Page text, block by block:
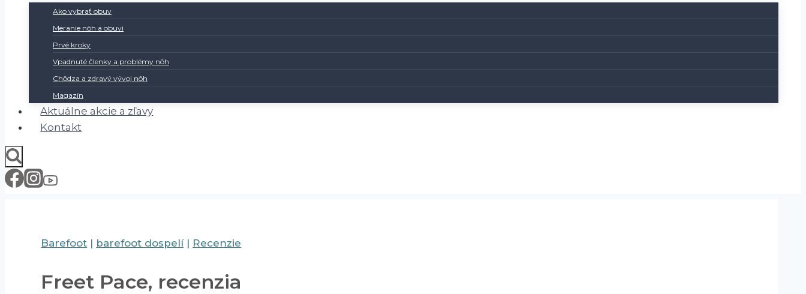
Ako vybrať obuv
Meranie nôh a obuvi
Prvé kroky
Vpadnuté členky a problémy nôh
Chôdza a zdravý vývoj nôh
Magazín
Aktuálne akcie a zľavy
Kontakt
Barefoot | barefoot dospelí| Recenzie
Freet Pace, recenzia